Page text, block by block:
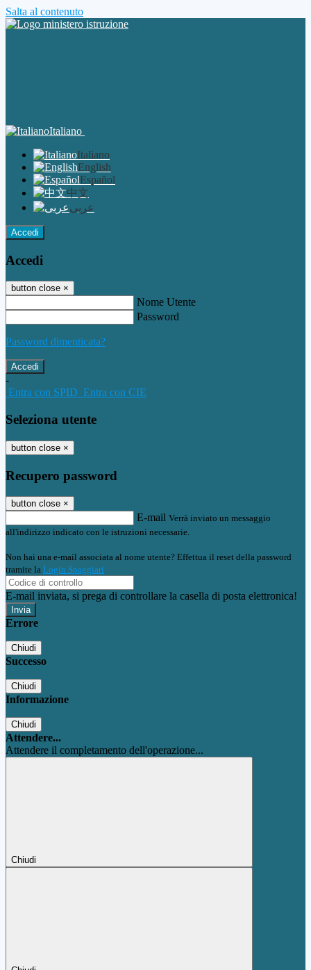
Salta al contenuto
Italiano
Italiano
English
Español
中文
عربى
Accedi
Accedi
button close ×
Nome Utente
Password
Password dimenticata?
-
Entra con SPID Entra con CIE
Seleziona utente
button close ×
Recupero password
button close ×
E-mail Verrà inviato un messaggio
all'indirizzo indicato con le istruzioni necessarie.
Non hai una e-mail associata al nome utente? Effettua il reset della password
tramite la Login Spaggiari
E-mail inviata, si prega di controllare la casella di posta elettronica!
Errore
Chiudi
Successo
Chiudi
Informazione
Chiudi
Attendere...
Attendere il completamento dell'operazione...
Chiudi